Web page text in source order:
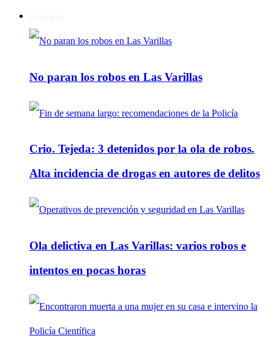
No paran los robos en Las Varillas
Crio. Tejeda: 3 detenidos por la ola de robos.
Alta incidencia de drogas en autores de delitos
Ola delictiva en Las Varillas: varios robos e
intentos en pocas horas